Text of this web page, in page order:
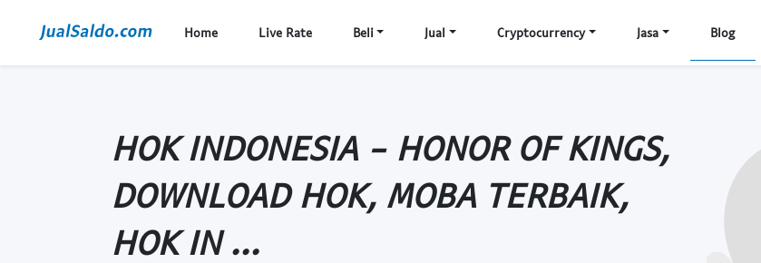
Home Live Rate Beli Jual Cryptocurrency Jasa Blog
HOK INDONESIA - HONOR OF KINGS,
DOWNLOAD HOK, MOBA TERBAIK,
HOK IN ...